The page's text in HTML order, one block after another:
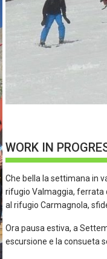
WORK IN
Che bella la settimana in
rifugio Valmaggia, ferrata
al rifugio Carmagnola,
Ora pausa estiva, a
escursione e la consueta